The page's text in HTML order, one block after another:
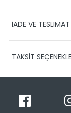
İADE VE TESLİMAT
Ürünlerinizin
1-3 iş günü
Siparişimin
TAKSİT
Taksit Sayısı